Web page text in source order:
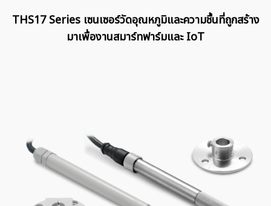
THS17 Series เซนเซอร์วัดอุณหภูมิและความชื้นที่ถูกสร้าง
มาเพื่องานสมาร์ทฟาร์มและ IoT